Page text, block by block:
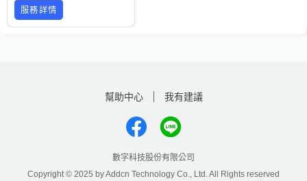
服務詳情
幫助中心 我有建議
數字科技股份有限公司
Copyright © 2025 by Addcn Technology Co., Ltd. All Rights reserved